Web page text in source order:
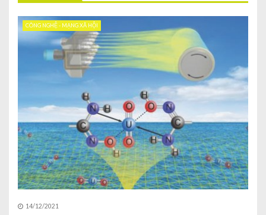
CÔNG NGHỆ - MẠNG XÃ HỘI
14/12/2021